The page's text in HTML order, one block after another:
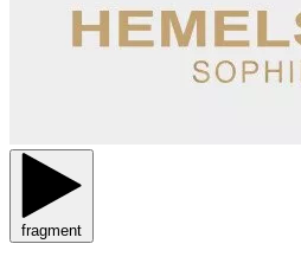
fragment